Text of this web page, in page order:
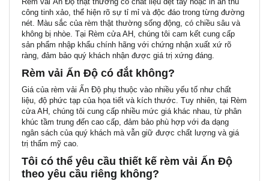
công tinh xảo, thể hiện rõ sự tỉ mỉ và độc đáo trong từng đường
nét. Màu sắc của rèm thật thường sống động, có chiều sâu và
không bị nhòe. Tại Rèm cửa AH, chúng tôi cam kết cung cấp
sản phẩm nhập khẩu chính hãng với chứng nhận xuất xứ rõ
ràng, đảm bảo quý khách nhận được giá trị xứng đáng.
Rèm vải Ấn Độ có đắt không?
Giá của rèm vải Ấn Độ phụ thuộc vào nhiều yếu tố như chất
liệu, độ phức tạp của họa tiết và kích thước. Tuy nhiên, tại Rèm
cửa AH, chúng tôi cung cấp nhiều mức giá khác nhau, từ phân
khúc tầm trung đến cao cấp, đảm bảo phù hợp với đa dạng
ngân sách của quý khách mà vẫn giữ được chất lượng và giá
trị thẩm mỹ cao.
Tôi có thể yêu cầu thiết kế rèm vải Ấn Độ
theo yêu cầu riêng không?